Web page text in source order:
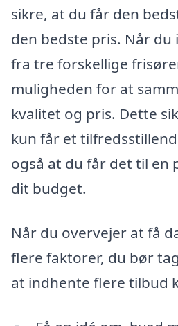
sikre, at du får den
den bedste pris. Når
fra tre forskellige
muligheden for at
kvalitet og pris. Dette
kun får et
også at du får det til en
dit budget.
Når du overvejer at få
flere faktorer, du bør
at indhente flere tilbud